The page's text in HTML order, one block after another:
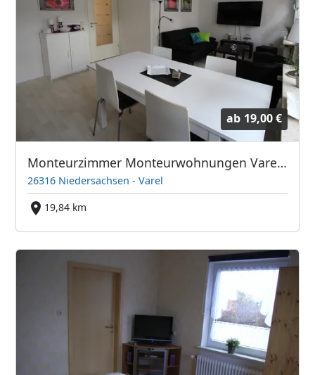
ab 19,00 €
Monteurzimmer Monteurwohnungen Varel Th. Meyer free Wifi 1 - 35 Pers
26316 Niedersachsen - Varel
19,84 km